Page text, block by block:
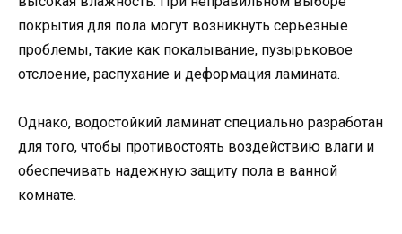
покрытия для пола могут возникнуть серьезные
проблемы, такие как покалывание, пузырьковое
отслоение, распухание и деформация ламината.
Однако, водостойкий ламинат специально разработан
для того, чтобы противостоять воздействию влаги и
обеспечивать надежную защиту пола в ванной
комнате.